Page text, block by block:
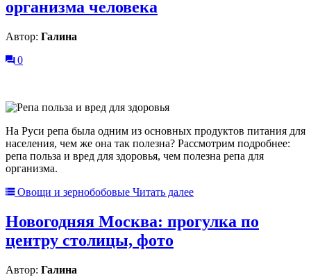
организма человека
Автор: Галина
0
На Руси репа была одним из основных продуктов питания для
населения, чем же она так полезна? Рассмотрим подробнее:
репа польза и вред для здоровья, чем полезна репа для
организма.
Овощи и зернобобовые Читать далее
Новогодняя Москва: прогулка по
центру столицы, фото
Автор: Галина